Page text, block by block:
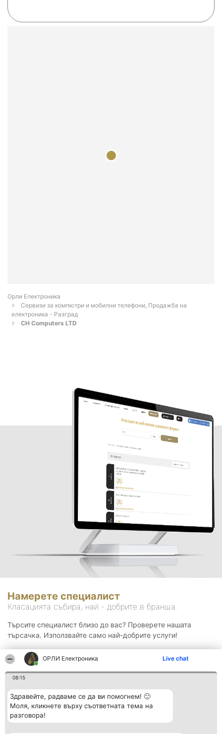
ОРЛИ Електроника Live chat
08:15
Здравейте, радваме се да ви помогнем! 🙂
Моля, кликнете върху съответната тема на
разговора!
Орли Електроника
Сервизи за компютри и мобилни телефони, Продажба на
електроника - Разград
CH Computers LTD
Намерете специалист
Класацията събира, най - добрите в бранша.
Търсите специалист близо до вас? Проверете нашата
търсачка. Използвайте само най-добрите услуги!